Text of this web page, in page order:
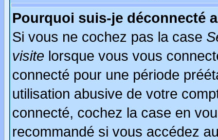
Pourquoi suis-je déconnecté
Si vous ne cochez pas la case
visite lorsque vous vous
connecté pour une période
utilisation abusive de votre
connecté, cochez la case en
recommandé si vous accédez